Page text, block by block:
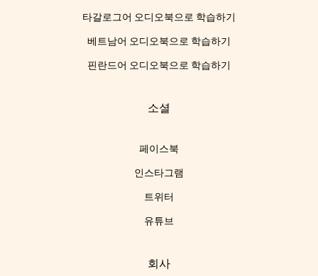
타갈로그어 오디오북으로 학습하기
베트남어 오디오북으로 학습하기
핀란드어 오디오북으로 학습하기
소셜
페이스북
인스타그램
트위터
유튜브
회사